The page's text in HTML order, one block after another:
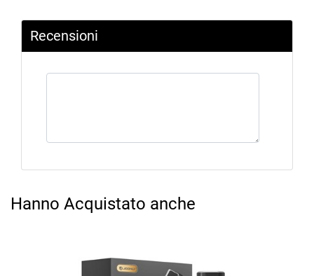
Recensioni
Hanno Acquistato anche